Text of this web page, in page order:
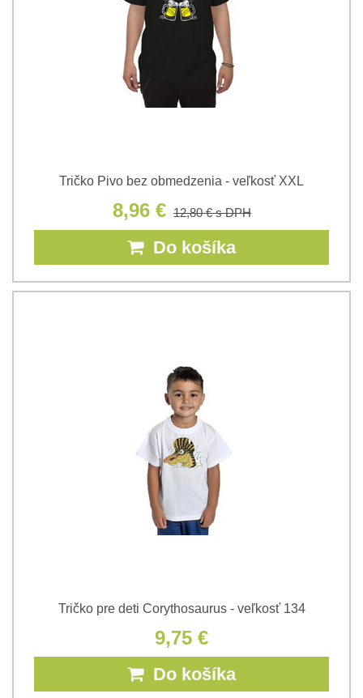
Tričko Pivo bez obmedzenia - veľkosť XXL
8,96 € 12,80 €s DPH
Do košíka
Tričko pre deti Corythosaurus - veľkosť 134
9,75 €
Do košíka